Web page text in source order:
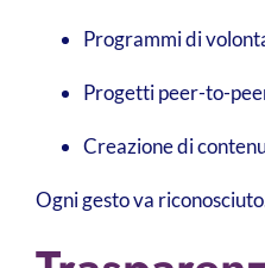
Programmi di
Progetti peer-to-
Creazione di
Ogni gesto va